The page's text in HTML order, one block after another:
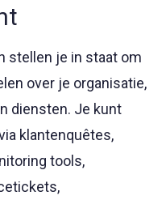
stellen je in staat om
over je organisatie,
diensten. Je kunt
klantenquêtes,
tools,